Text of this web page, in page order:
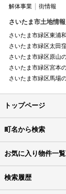
解体事業
街情報
さいたま市土地情報
さいたま市緑区東浦
さいたま市緑区太田
さいたま市緑区原山
さいたま市緑区宮本
さいたま市緑区馬場
トップページ
町名から検索
お気に入り物件一覧
検索履歴